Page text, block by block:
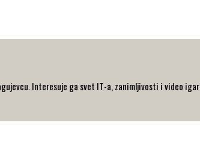
Interesuje ga svet IT-a, zanimljivosti i video